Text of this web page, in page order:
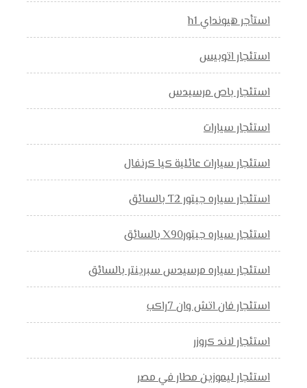
استأجر هيونداي h1
استئجار اتوبيس
استئجار باص مرسيدس
استئجار سيارات
استئجار سيارات عائلية كيا كرنفال
استئجار سياره جيتور T2 بالسائق
استئجار سياره جيتورX90 بالسائق
استئجار سياره مرسيدس سبرينتر بالسائق
استئجار فان اتش وان 7راكب
استئجار لاند كروزر
استئجار ليموزين مطار في مصر